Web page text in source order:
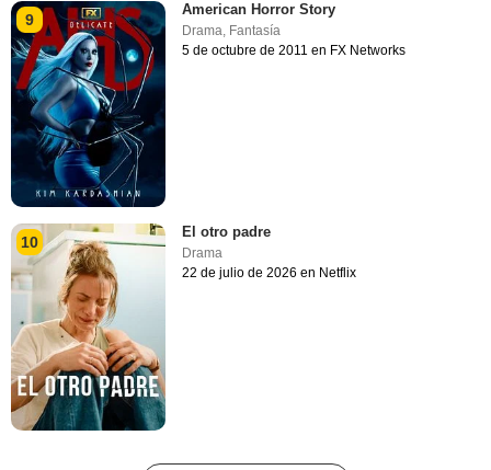
9
American Horror Story
Drama, Fantasía
5 de octubre de 2011 en FX Networks
10
El otro padre
Drama
22 de julio de 2026 en Netflix